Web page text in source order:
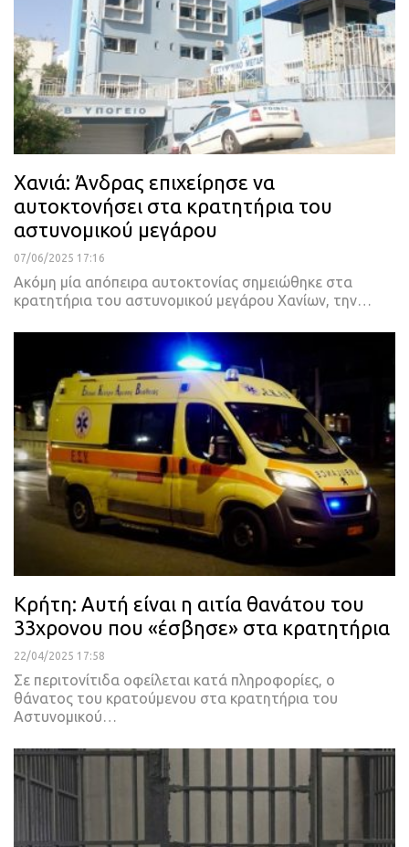
Χανιά: Άνδρας επιχείρησε να
αυτοκτονήσει στα κρατητήρια του
αστυνομικού μεγάρου
07/06/2025 17:16
Ακόμη μία απόπειρα αυτοκτονίας σημειώθηκε στα
κρατητήρια του αστυνομικού μεγάρου Χανίων, την…
Κρήτη: Αυτή είναι η αιτία θανάτου του
33χρονου που «έσβησε» στα κρατητήρια
22/04/2025 17:58
Σε περιτονίτιδα οφείλεται κατά πληροφορίες, ο
θάνατος του κρατούμενου στα κρατητήρια του
Αστυνομικού…